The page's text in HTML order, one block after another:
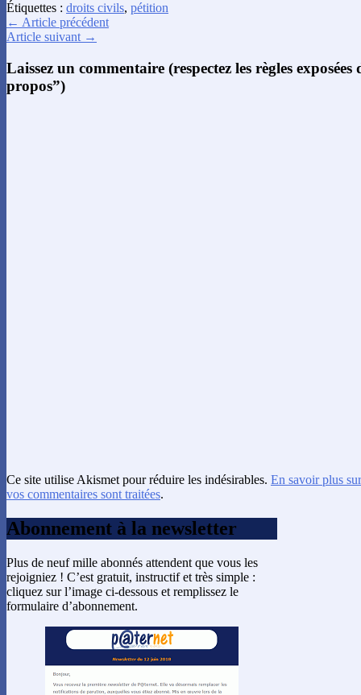
Étiquettes : droits civils, pétition
← Article précédent
Article suivant →
Laissez un commentaire (respectez les règles
propos”)
Ce site utilise Akismet pour réduire les indésirables. En savoir plus
vos commentaires sont traitées.
Abonnement à la newsletter
Plus de neuf mille abonnés attendent que vous les
rejoigniez ! C’est gratuit, instructif et très simple :
cliquez sur l’image ci-dessous et remplissez le
formulaire d’abonnement.